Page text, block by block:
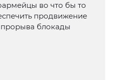
во что бы то
продвижение
прорыва блокады